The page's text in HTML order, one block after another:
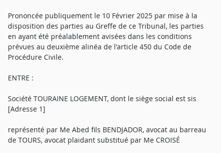
Prononcée publiquement le 10 Février 2025 par mise à la
disposition des parties au Greffe de ce Tribunal, les parties
en ayant été préalablement avisées dans les conditions
prévues au deuxième alinéa de l'article 450 du Code de
Procédure Civile.
ENTRE :
Société TOURAINE LOGEMENT, dont le siège social est sis
[Adresse 1]
représenté par Me Abed fils BENDJADOR, avocat au barreau
de TOURS, avocat plaidant substitué par Me CROISÉ